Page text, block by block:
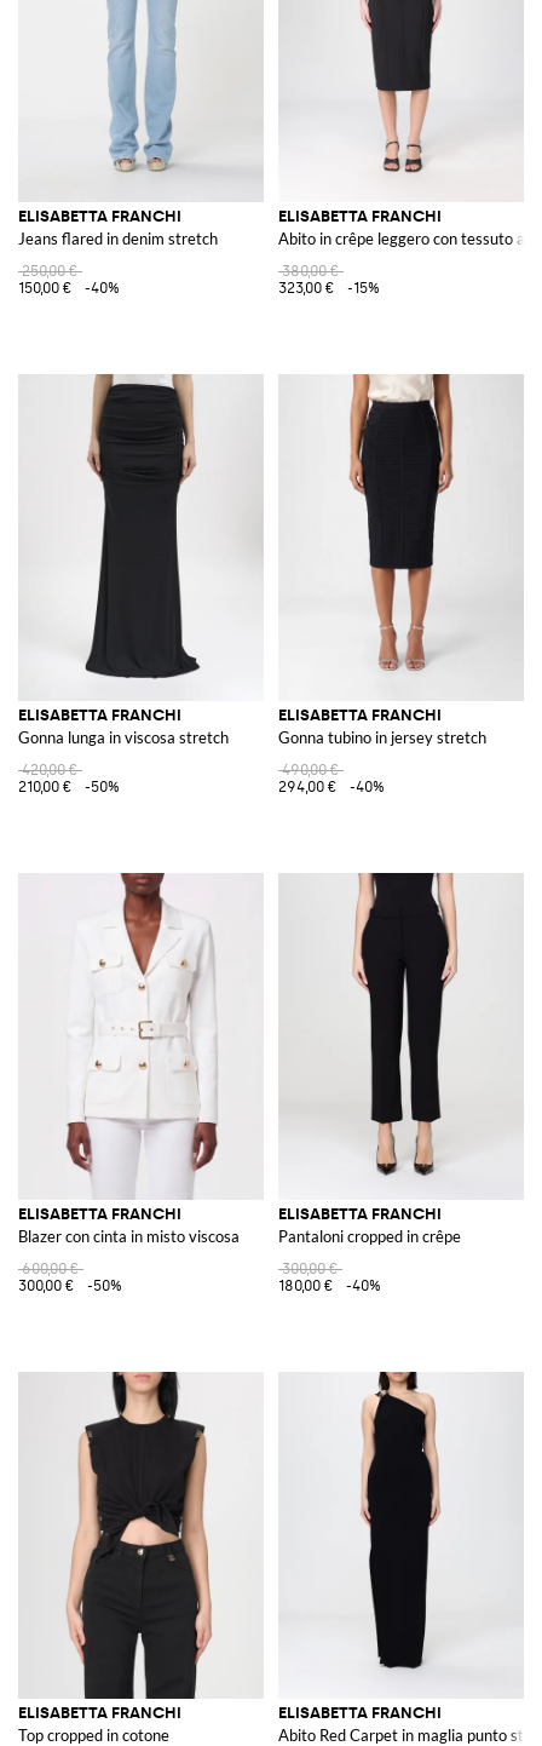
ELISABETTA FRANCHI
Jeans flared in denim stretch
250,00 €
150,00 €
-40%
ELISABETTA FRANCHI
Abito in crêpe leggero con tessuto a
380,00 €
323,00 €
-15%
ELISABETTA FRANCHI
Gonna lunga in viscosa stretch
420,00 €
210,00 €
-50%
ELISABETTA FRANCHI
Gonna tubino in jersey stretch
490,00 €
294,00 €
-40%
ELISABETTA FRANCHI
Blazer con cinta in misto viscosa
600,00 €
300,00 €
-50%
ELISABETTA FRANCHI
Pantaloni cropped in crêpe
300,00 €
180,00 €
-40%
ELISABETTA FRANCHI
Top cropped in cotone
ELISABETTA FRANCHI
Abito Red Carpet in maglia punto